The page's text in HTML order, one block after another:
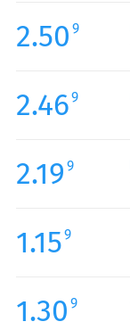
2.50 9
2.469
2.19 9
1.159
1.30 9